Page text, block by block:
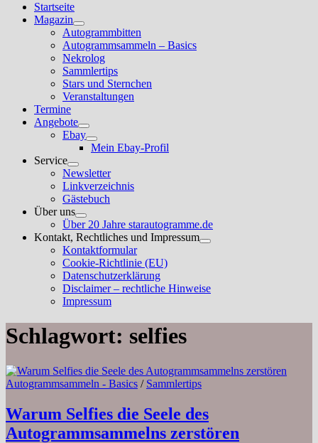
Startseite
Magazin
Untermenü
anzeigen
Autogrammbitten
Autogrammsammeln – Basics
Nekrolog
Sammlertips
Stars und Sternchen
Veranstaltungen
Termine
Angebote
Untermenü
anzeigen
Ebay
Untermenü
anzeigen
Mein Ebay-Profil
Service
Untermenü
anzeigen
Newsletter
Linkverzeichnis
Gästebuch
Über uns
Untermenü
anzeigen
Über 20 Jahre starautogramme.de
Kontakt, Rechtliches und Impressum
Untermenü
Kontaktformular
Cookie-Richtlinie (EU)
Datenschutzerklärung
Disclaimer – rechtliche Hinweise
Impressum
Schlagwort: selfies
Autogrammsammeln - Basics / Sammlertips
Warum Selfies die Seele des
Autogrammsammelns zerstören